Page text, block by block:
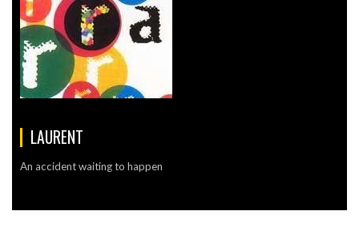
LAURENT
An accident waiting to happen